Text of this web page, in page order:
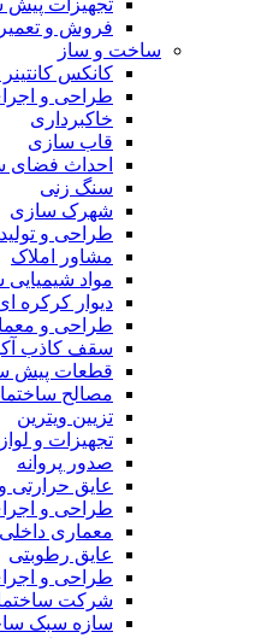
تجهیزات پیش
فروش و
ساخت و ساز
کانکس
طراحی و
خاکبرداری
قاب سازی
احداث فضای
سنگ زنی
شهرک سازی
طراحی و
مشاور املاک
مواد شیمیایی
دیوار کرکره
طراحی و
سقف کاذب
قطعات پیش
مصالح
تزیین ویترین
تجهیزات و
صدور پروانه
عایق حرارتی
طراحی و
معماری
عایق رطوبتی
طراحی و
شرکت
سازه سبک